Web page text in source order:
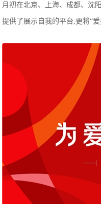
月初在北京、上海、成都、沈
提供了展示自我的平台,更将“